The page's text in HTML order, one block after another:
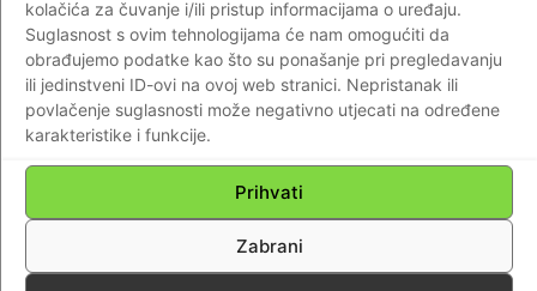
kolačića za čuvanje i/ili pristup informacijama o uređaju.
Suglasnost s ovim tehnologijama će nam omogućiti da
obrađujemo podatke kao što su ponašanje pri pregledavanju
ili jedinstveni ID-ovi na ovoj web stranici. Nepristanak ili
povlačenje suglasnosti može negativno utjecati na određene
karakteristike i funkcije.
Prihvati
Zabrani
Braniteljski portal - 17.08.2017
Impressum Kontaktirajte nas
© Newspaper WordPress Theme by TagDiv